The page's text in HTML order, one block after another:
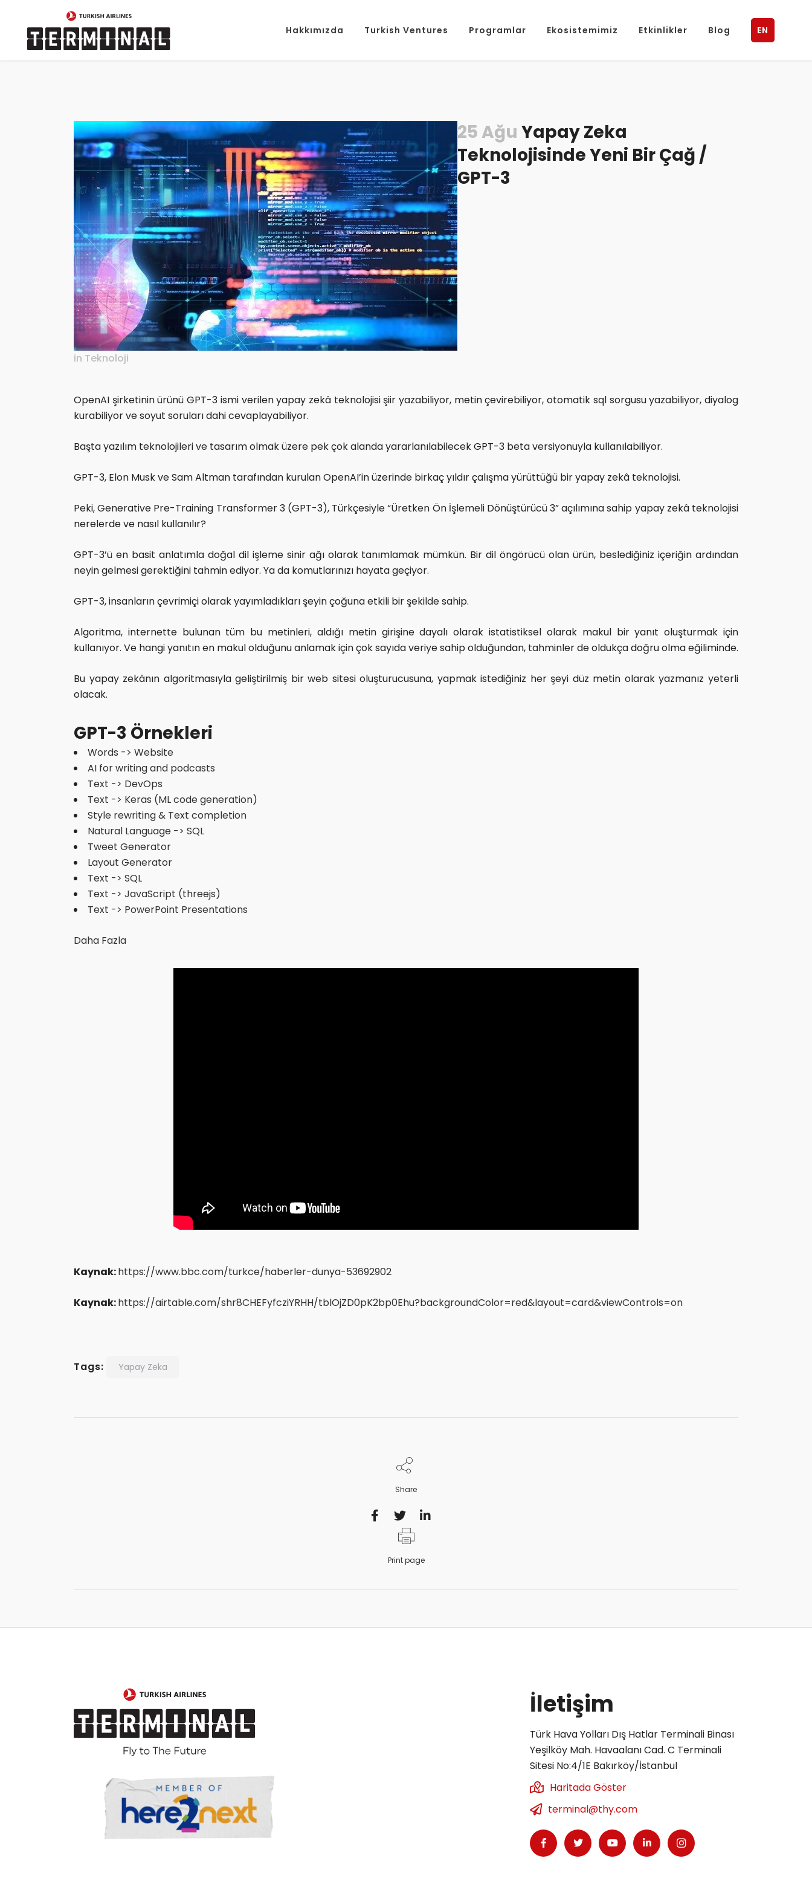
Hakkımızda Turkish Ventures Programlar Ekosistemimiz Etkinlikler Blog EN
25 Ağu Yapay Zeka
Teknolojisinde Yeni Bir Çağ /
GPT-3
in Teknoloji
OpenAI şirketinin ürünü GPT-3 ismi verilen yapay zekâ teknolojisi şiir yazabiliyor, metin çevirebiliyor, otomatik sql sorgusu yazabiliyor, diyalog
kurabiliyor ve soyut soruları dahi cevaplayabiliyor.
Başta yazılım teknolojileri ve tasarım olmak üzere pek çok alanda yararlanılabilecek GPT-3 beta versiyonuyla kullanılabiliyor.
GPT-3, Elon Musk ve Sam Altman tarafından kurulan OpenAI’in üzerinde birkaç yıldır çalışma yürüttüğü bir yapay zekâ teknolojisi.
Peki, Generative Pre-Training Transformer 3 (GPT-3), Türkçesiyle “Üretken Ön İşlemeli Dönüştürücü 3” açılımına sahip yapay zekâ teknolojisi
nerelerde ve nasıl kullanılır?
GPT-3’ü en basit anlatımla doğal dil işleme sinir ağı olarak tanımlamak mümkün. Bir dil öngörücü olan ürün, beslediğiniz içeriğin ardından
neyin gelmesi gerektiğini tahmin ediyor. Ya da komutlarınızı hayata geçiyor.
GPT-3, insanların çevrimiçi olarak yayımladıkları şeyin çoğuna etkili bir şekilde sahip.
Algoritma, internette bulunan tüm bu metinleri, aldığı metin girişine dayalı olarak istatistiksel olarak makul bir yanıt oluşturmak için
kullanıyor. Ve hangi yanıtın en makul olduğunu anlamak için çok sayıda veriye sahip olduğundan, tahminler de oldukça doğru olma eğiliminde.
Bu yapay zekânın algoritmasıyla geliştirilmiş bir web sitesi oluşturucusuna, yapmak istediğiniz her şeyi düz metin olarak yazmanız yeterli
olacak.
GPT-3 Örnekleri
Words -> Website
AI for writing and podcasts
Text -> DevOps
Text -> Keras (ML code generation)
Style rewriting & Text completion
Natural Language -> SQL
Tweet Generator
Layout Generator
Text -> SQL
Text -> JavaScript (threejs)
Text -> PowerPoint Presentations
Daha Fazla
Kaynak:https://www.bbc.com/turkce/haberler-dunya-53692902
Kaynak:https://airtable.com/shr8CHEFyfcziYRHH/tblOjZD0pK2bp0Ehu?backgroundColor=red&layout=card&viewControls=on
Tags: Yapay Zeka
Share
Print page
İletişim
Türk Hava Yolları Dış Hatlar Terminali Binası
Yeşilköy Mah. Havaalanı Cad. C Terminali
Sitesi No:4/1E Bakırköy/İstanbul
Haritada Göster
terminal@thy.com